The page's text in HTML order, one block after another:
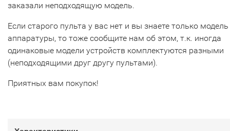
заказали неподходящую модель.
Если старого пульта у вас нет и вы знаете только модель
аппаратуры, то тоже сообщите нам об этом, т.к. иногда
одинаковые модели устройств комплектуются разными
(неподходящими друг другу пультами).
Приятных вам покупок!